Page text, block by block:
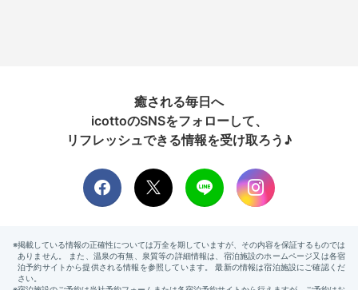
癒される毎日へ
icottoのSNSをフォローして、
リフレッシュできる情報を受け取ろう♪